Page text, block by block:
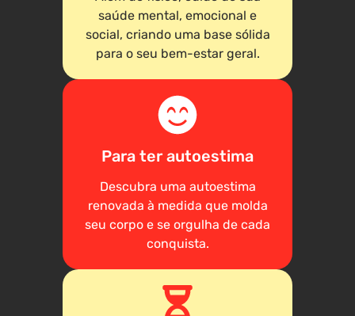
saúde mental, emocional e
social, criando uma base sólida
para o seu bem-estar geral.
Para ter autoestima
Descubra uma autoestima
renovada à medida que molda
seu corpo e se orgulha de cada
conquista.